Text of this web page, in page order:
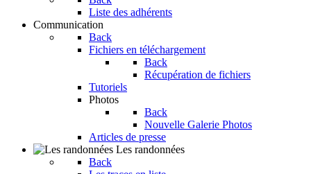
Liste des adhérents
Communication
Back
Fichiers en téléchargement
Back
Récupération de fichiers
Tutoriels
Photos
Back
Nouvelle Galerie Photos
Articles de presse
Les randonnées
Back